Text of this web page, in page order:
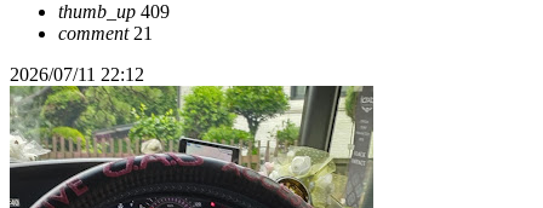
thumb_up 409
comment21
2026/07/11 22:12